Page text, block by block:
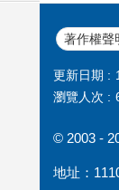
著作權聲
更新日期
瀏覽人次
© 2003 -
地址：